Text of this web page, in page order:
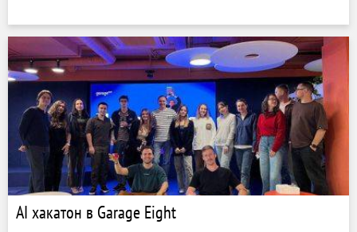
AI хакатон в Garage Eight